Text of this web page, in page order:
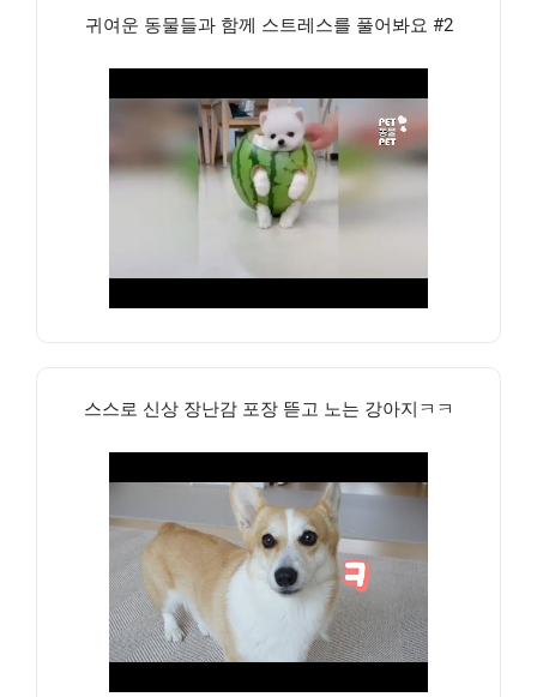
귀여운 동물들과 함께 스트레스를 풀어봐요 #2
스스로 신상 장난감 포장 뜯고 노는 강아지ㅋㅋ